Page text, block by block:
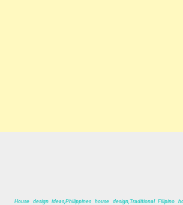
House design ideas,Philippines house design,Traditional Filipino